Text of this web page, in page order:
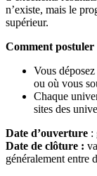
n’existe, mais le
supérieur.
Comment postuler
Vous
ou où vous
Chaque
sites des
Date d’ouverture :
Date de clôture :
généralement entre